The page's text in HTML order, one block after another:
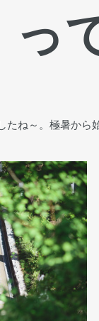
ね～。極暑から